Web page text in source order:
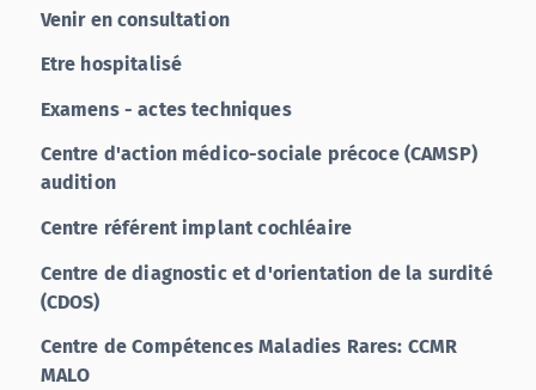
Venir en consultation
Etre hospitalisé
Examens - actes techniques
Centre d'action médico-sociale précoce (CAMSP)
audition
Centre référent implant cochléaire
Centre de diagnostic et d'orientation de la surdité
(CDOS)
Centre de Compétences Maladies Rares: CCMR
MALO